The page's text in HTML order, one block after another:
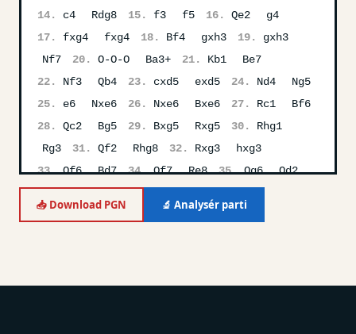
14.
c4 Rdg8 15. f3 f5 16. Qe2
g4
17.
fxg4 fxg4 18. Bf4 gxh3 19.
gxh3
Nf7
20. O-O-O Ba3+ 21. Kb1
Be7
22.
Nf3 Qb4 23. cxd5 exd5 24. Nd4
Ng5
25.
e6 Nxe6 26. Nxe6 Bxe6 27. Rc1
Bf6
28.
Qc2 Bg5 29. Bxg5 Rxg5 30.
Rhg1
Rg3
31. Qf2 Rhg8 32. Rxg3
hxg3
33. Qf6 Bd7 34. Qf7 Re8 35. Qg6
Qd2
36. Qxg3 Qxd3+
📥 Download PGN 🔬 Analysér parti